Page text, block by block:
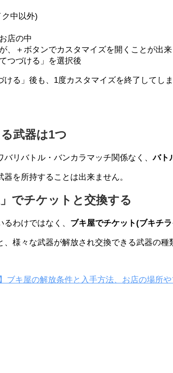
中以外)
店の中
、＋ボタンでカスタマイズを開くことが出来
つづける」を選択後
ける」後も、1度カスタマイズを終了してし
武器は1つ
バリバトル・バンカラマッチ関係なく、バト
を所持することは出来ません。
でチケットと交換する
わけではなく、 ブキ屋でチケット(ブキチ
様々な武器が解放され交換できる武器の種
ブキ屋の解放条件と入手方法、お店の場所